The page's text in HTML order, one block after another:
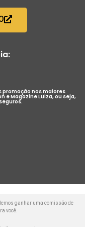
promoção nos maiores
e Magazine Luiza, ou seja,
ganhar uma comissão de
você.